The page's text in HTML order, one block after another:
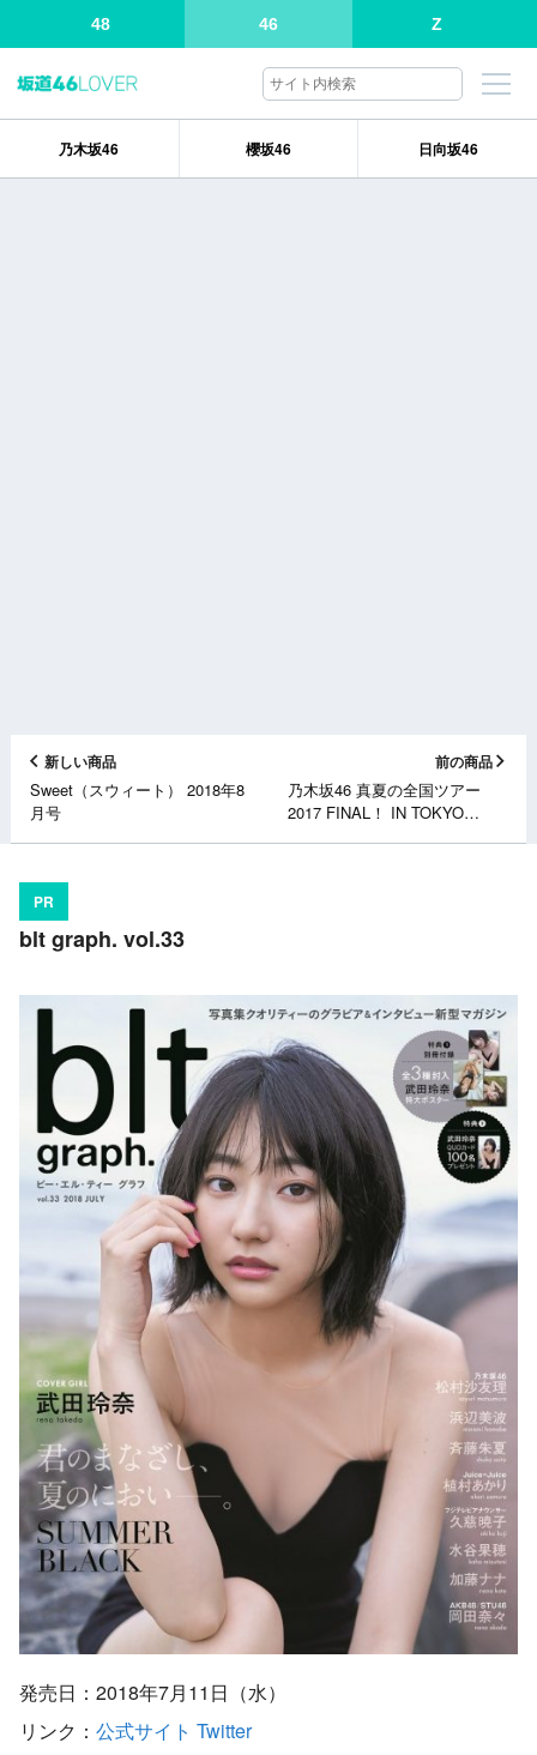
48 46 Z
乃木坂46 櫻坂46 日向坂46
新しい商品
Sweet（スウィート） 2018年8
月号
前の商品
乃木坂46 真夏の全国ツアー
2017 FINAL！ IN TOKYO
PR
blt graph. vol.33
発売日：2018年7月11日（水）
リンク： 公式サイト Twitter